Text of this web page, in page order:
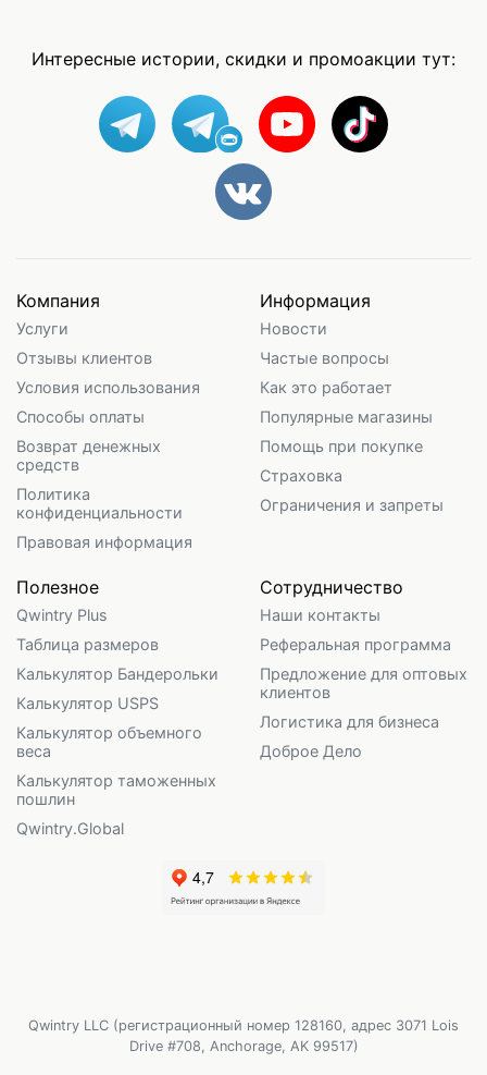
Интересные истории, скидки и промоакции тут:
Компания
Услуги
Отзывы клиентов
Условия использования
Способы оплаты
Возврат денежных
средств
Политика
конфиденциальности
Правовая информация
Информация
Новости
Частые вопросы
Как это работает
Популярные магазины
Помощь при покупке
Страховка
Ограничения и запреты
Полезное
Qwintry Plus
Таблица размеров
Калькулятор Бандерольки
Калькулятор USPS
Калькулятор объемного
веса
Калькулятор таможенных
пошлин
Qwintry.Global
Сотрудничество
Наши контакты
Реферальная программа
Предложение для оптовых
клиентов
Логистика для бизнеса
Доброе Дело
Qwintry LLC (регистрационный номер 128160, адрес 3071 Lois
Drive #708, Anchorage, AK 99517)